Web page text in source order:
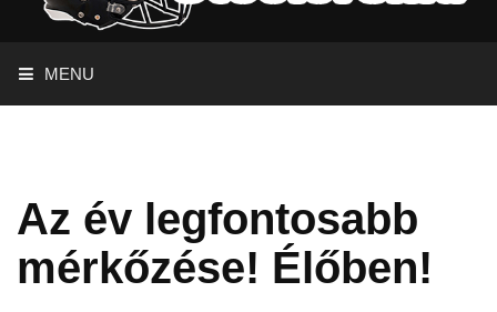
MENU
Az év legfontosabb
mérkőzése! Élőben!